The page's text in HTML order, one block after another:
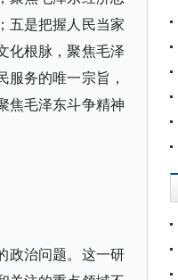
五是把握人民当家
化根脉，聚焦毛泽
务的唯一宗旨，
焦毛泽东斗争精神
政治问题。这一研